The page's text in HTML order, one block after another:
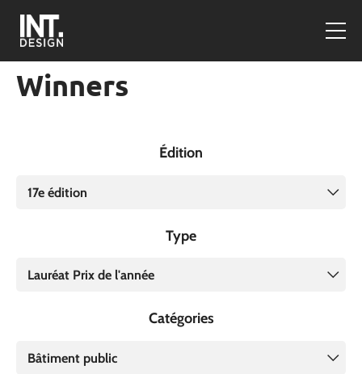
Winners
Édition
17e édition
Type
Lauréat Prix de l'année
Catégories
Bâtiment public